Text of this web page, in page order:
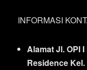
INFORMASI
Alamat Jl. OPI
Residence Kel.